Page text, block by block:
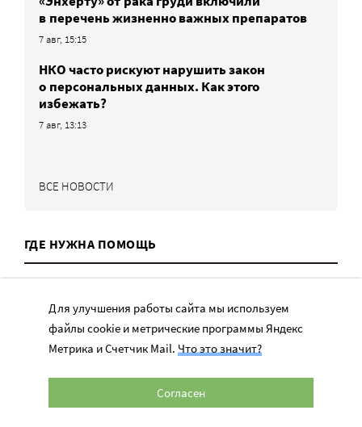
в перечень жизненно важных препаратов
7 авг, 15:15
НКО часто рискуют нарушить закон
о персональных данных. Как этого
избежать?
7 авг, 13:13
ВСЕ НОВОСТИ
ГДЕ НУЖНА ПОМОЩЬ
Для улучшения работы сайта мы используем
файлы cookie и метрические программы Яндекс
Метрика и Счетчик Mail. Что это значит?
Согласен